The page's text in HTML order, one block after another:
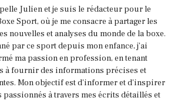
Julien et je suis le rédacteur pour le
Sport, où je me consacre à partager les
nouvelles et analyses du monde de la boxe.
par ce sport depuis mon enfance, j'ai
ma passion en profession, en tenant
à fournir des informations précises et
Mon objectif est d'informer et d'inspirer
passionnés à travers mes écrits détaillés et